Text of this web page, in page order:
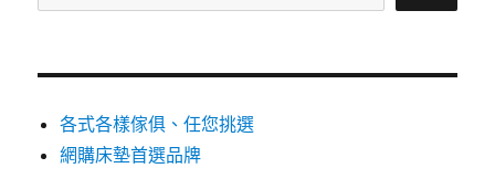
各式各樣傢俱、任您挑選
網購床墊首選品牌